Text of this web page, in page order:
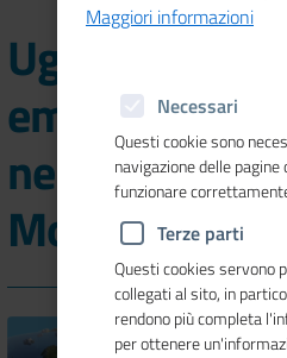
Uguaglianza di
nel nuovo
Mosaico Europa
Maggiori informazioni
Necessari
Questi cookie sono
navigazione delle
funzionare
Terze parti
Questi cookies servono
collegati al sito, in
rendono più completa
per ottenere